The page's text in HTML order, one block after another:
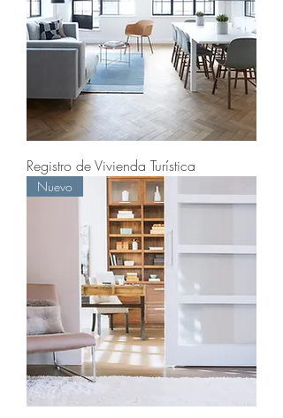
Registro de Vivienda Turística
Nuevo